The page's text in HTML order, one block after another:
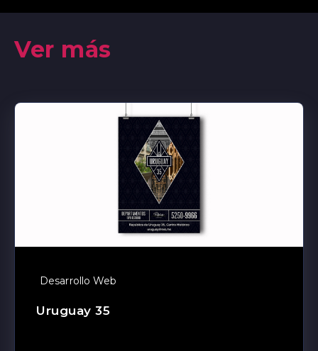
Ver más
Desarrollo Web
Uruguay 35